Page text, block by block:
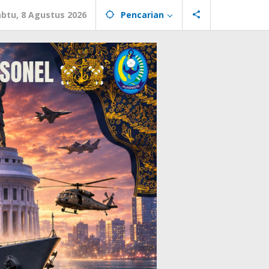
8 Agustus 2026 Pencarian